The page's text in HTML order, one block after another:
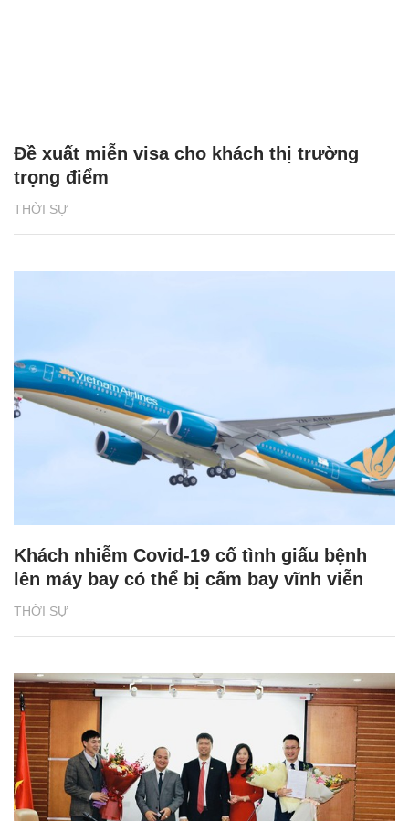
THỜI SỰ
Đề xuất miễn visa cho khách thị trường
trọng điểm
THỜI SỰ
Khách nhiễm Covid-19 cố tình giấu bệnh
lên máy bay có thể bị cấm bay vĩnh viễn